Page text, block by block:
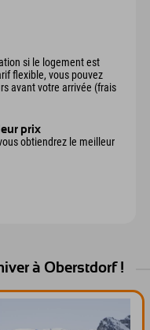
si le logement est
flexible, vous pouvez
avant votre arrivée (frais
prix
obtiendrez le meilleur
à Oberstdorf !